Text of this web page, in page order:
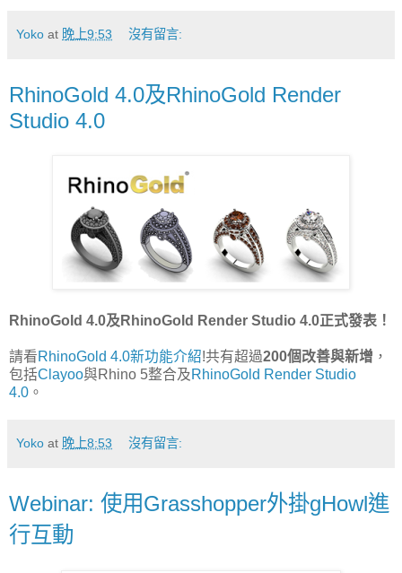
Yoko at 晚上9:53 沒有留言:
RhinoGold 4.0及RhinoGold Render
Studio 4.0
RhinoGold 4.0及RhinoGold Render Studio 4.0正式發表！
請看RhinoGold 4.0新功能介紹!共有超過200個改善與新增 ，
包括Clayoo與Rhino 5整合及RhinoGold Render Studio
4.0 。
Yoko at 晚上8:53 沒有留言:
Webinar: 使用Grasshopper外掛gHowl進
行互動